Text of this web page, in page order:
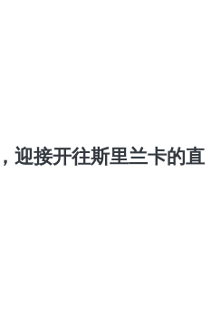
迎接开往斯里兰卡的直